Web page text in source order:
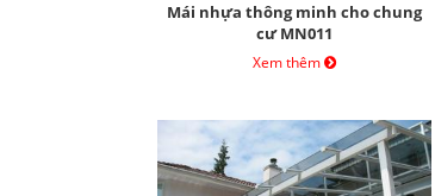
Mái nhựa thông minh cho chung
cư MN011
Xem thêm